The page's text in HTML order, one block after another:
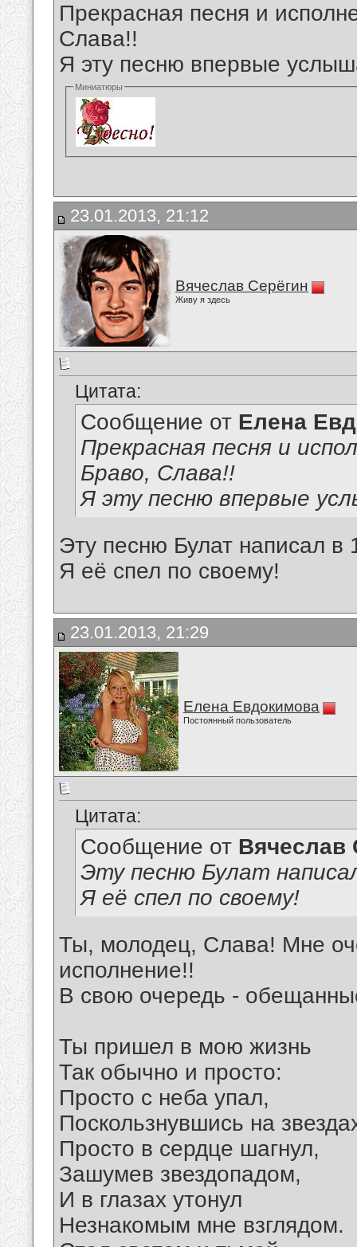
Прекрасная песня и
Слава!!
Я эту песню впервые
Миниатюры
23.01.2013, 21:12
Вячеслав Серёгин
Живу я здесь
Цитата:
Сообщение от Елена
Прекрасная песня и
Браво, Слава!!
Я эту песню впервые
Эту песню Булат написал в
Я её спел по своему!
23.01.2013, 21:29
Елена Евдокимова
Постоянный пользователь
Цитата:
Сообщение от Вячеслав
Эту песню Булат
Я её спел по своему!
Ты, молодец, Слава! Мне
исполнение!!
В свою очередь -
Ты пришел в мою жизнь
Так обычно и просто:
Просто с неба упал,
Поскользнувшись на
Просто в сердце шагнул,
Зашумев звездопадом,
И в глазах утонул
Незнакомым мне взглядом.